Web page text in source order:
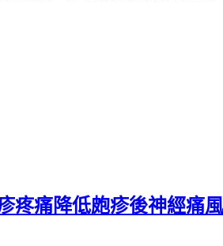
疼痛降低皰疹後神經痛